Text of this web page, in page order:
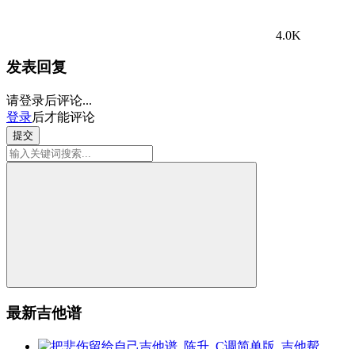
4.0K
发表回复
请登录后评论...
登录后才能评论
提交
最新吉他谱